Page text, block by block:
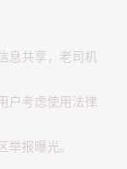
息共享，老司机
户考虑使用法律
报曝光。